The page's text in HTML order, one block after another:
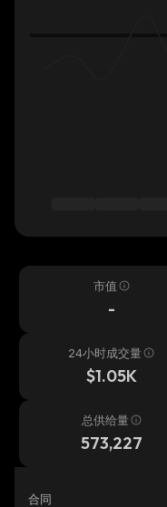
市值
-
24小时成交量
$1.05K
总供给量
573,227
合同